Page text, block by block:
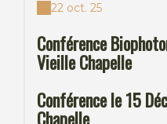
22 oct. 25
Conférence
Vieille Chapelle
Conférence le 15
Chapelle